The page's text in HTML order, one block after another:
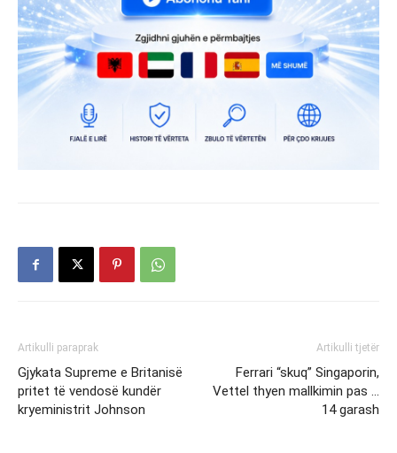
Artikulli paraprak
Gjykata Supreme e Britanisë
pritet të vendosë kundër
kryeministrit Johnson
Artikulli tjetër
Ferrari “skuq” Singaporin,
Vettel thyen mallkimin pas …
14 garash